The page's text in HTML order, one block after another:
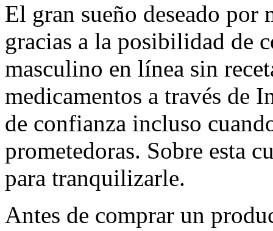
El gran sueño deseado por
gracias a la posibilidad de
masculino en línea sin
medicamentos a través de
de confianza incluso
prometedoras. Sobre esta
para tranquilizarle.
Antes de comprar un